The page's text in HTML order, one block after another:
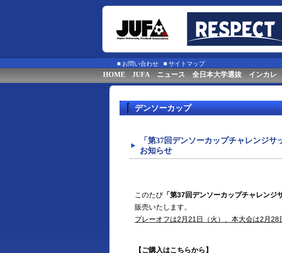
■ お問い合わせ ■ サイトマップ
HOME JUFA ニュース 全日本大学選抜 インカレ
デンソーカップ
「第37回デンソーカップチャレンジ
お知らせ
このたび 「第37回デンソーカップチャレン
販売いたします。
プレーオフは2月21日（火）、本大会は2月28
【ご購入はこちらから】